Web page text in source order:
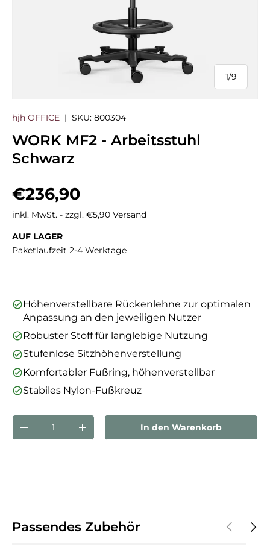
1/
von
9
hjh OFFICE | SKU: 800304
WORK MF2 - Arbeitsstuhl
Schwarz
Normaler Preis
€236,90
inkl. MwSt. - zzgl. €5,90 Versand
AUF LAGER
Paketlaufzeit 2-4 Werktage
Höhenverstellbare Rückenlehne zur optimalen
Anpassung an den jeweiligen Nutzer
Robuster Stoff für langlebige Nutzung
Stufenlose Sitzhöhenverstellung
Komfortabler Fußring, höhenverstellbar
Stabiles Nylon-Fußkreuz
Anzahl
Menge verringernMenge erhöhenIn den Warenkorb
Passendes Zubehör Vorherige